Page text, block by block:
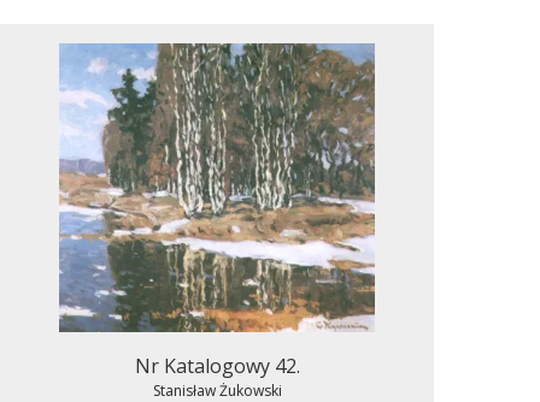
Nr Katalogowy 42.
Stanisław Żukowski